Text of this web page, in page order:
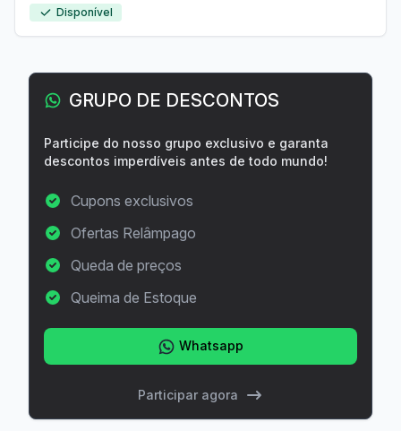
Disponível
GRUPO DE DESCONTOS
Participe do nosso grupo exclusivo e garanta
descontos imperdíveis antes de todo mundo!
Cupons exclusivos
Ofertas Relâmpago
Queda de preços
Queima de Estoque
Whatsapp
Participar agora